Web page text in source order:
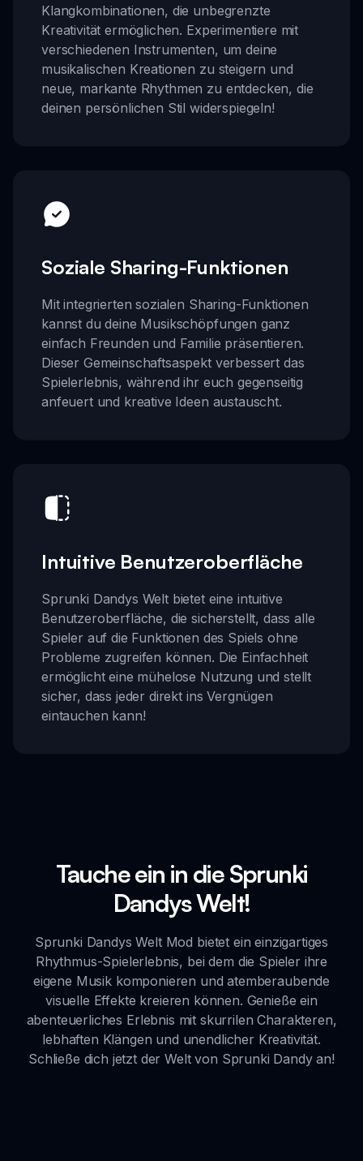
Klangkombinationen, die unbegrenzte
Kreativität ermöglichen. Experimentiere mit
verschiedenen Instrumenten, um deine
musikalischen Kreationen zu steigern und
neue, markante Rhythmen zu entdecken, die
deinen persönlichen Stil widerspiegeln!
Soziale Sharing-Funktionen
Mit integrierten sozialen Sharing-Funktionen
kannst du deine Musikschöpfungen ganz
einfach Freunden und Familie präsentieren.
Dieser Gemeinschaftsaspekt verbessert das
Spielerlebnis, während ihr euch gegenseitig
anfeuert und kreative Ideen austauscht.
Intuitive Benutzeroberfläche
Sprunki Dandys Welt bietet eine intuitive
Benutzeroberfläche, die sicherstellt, dass alle
Spieler auf die Funktionen des Spiels ohne
Probleme zugreifen können. Die Einfachheit
ermöglicht eine mühelose Nutzung und stellt
sicher, dass jeder direkt ins Vergnügen
eintauchen kann!
Tauche ein in die Sprunki
Dandys Welt!
Sprunki Dandys Welt Mod bietet ein einzigartiges
Rhythmus-Spielerlebnis, bei dem die Spieler ihre
eigene Musik komponieren und atemberaubende
visuelle Effekte kreieren können. Genieße ein
abenteuerliches Erlebnis mit skurrilen Charakteren,
lebhaften Klängen und unendlicher Kreativität.
Schließe dich jetzt der Welt von Sprunki Dandy an!